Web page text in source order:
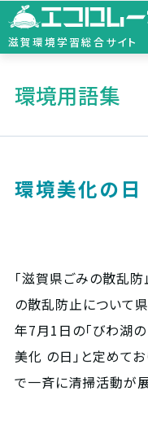
滋賀環境学習総合サイト
環境用語集
環境美化の日
「滋賀県ごみの散乱
の散乱防止について
年7月1日の「びわ湖の
美化 の日」と定めて
で一斉に清掃活動が